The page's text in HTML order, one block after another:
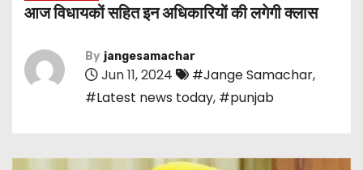
आज विधायकों सहित इन अधिकारियों की लगेगी क्लास
By jangesamachar
Jun 11, 2024 #Jange Samachar,
#Latest news today, #punjab